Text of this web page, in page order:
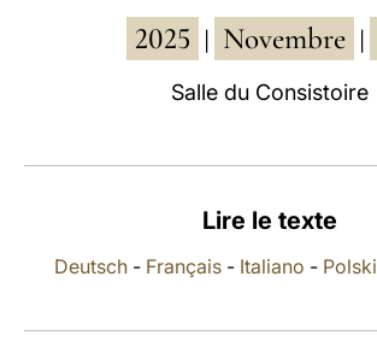
2025 Novembre
Salle du Consistoire
Lire le texte
Deutsch- Français- Italiano - Polski